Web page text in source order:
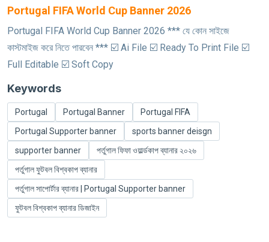
Portugal FIFA World Cup Banner 2026
Portugal FIFA World Cup Banner 2026 *** যে কোন সাইজে
কাস্টমাইজ করে নিতে পারবেন *** ☑️ Ai File ☑️ Ready To Print File ☑️
Full Editable ☑️ Soft Copy
Keywords
Portugal Portugal Banner
Portugal FIFA
Portugal Supporter banner
sports banner deisgn
supporter banner
পর্তুগাল ফিফা ওয়ার্ল্ডকাপ ব্যানার ২০২৬
পর্তুগাল ফুটবল বিশ্বকাপ ব্যানার
পর্তুগাল সাপোর্টার ব্যানার | Portugal Supporter banner
ফুটবল বিশ্বকাপ ব্যানার ডিজাইন